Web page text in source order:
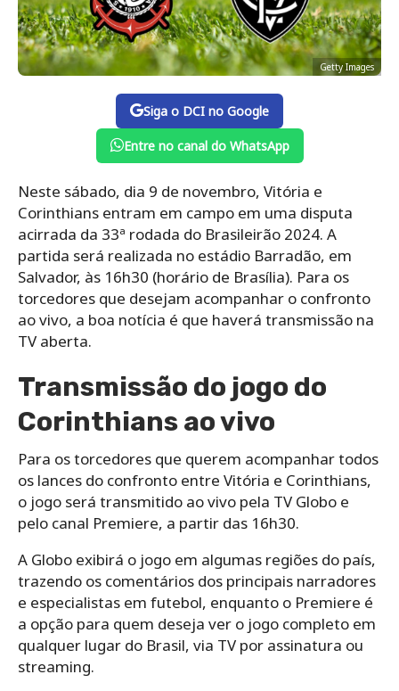
Getty Images
Siga o DCI no Google
Entre no canal do WhatsApp
Neste sábado, dia 9 de novembro, Vitória e
Corinthians entram em campo em uma disputa
acirrada da 33ª rodada do Brasileirão 2024. A
partida será realizada no estádio Barradão, em
Salvador, às 16h30 (horário de Brasília). Para os
torcedores que desejam acompanhar o confronto
ao vivo, a boa notícia é que haverá transmissão na
TV aberta.
Transmissão do jogo do
Corinthians ao vivo
Para os torcedores que querem acompanhar todos
os lances do confronto entre Vitória e Corinthians,
o jogo será transmitido ao vivo pela TV Globo e
pelo canal Premiere, a partir das 16h30.
A Globo exibirá o jogo em algumas regiões do país,
trazendo os comentários dos principais narradores
e especialistas em futebol, enquanto o Premiere é
a opção para quem deseja ver o jogo completo em
qualquer lugar do Brasil, via TV por assinatura ou
streaming.